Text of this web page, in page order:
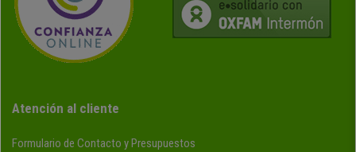
Atención al cliente
Formulario de Contacto y Presupuestos